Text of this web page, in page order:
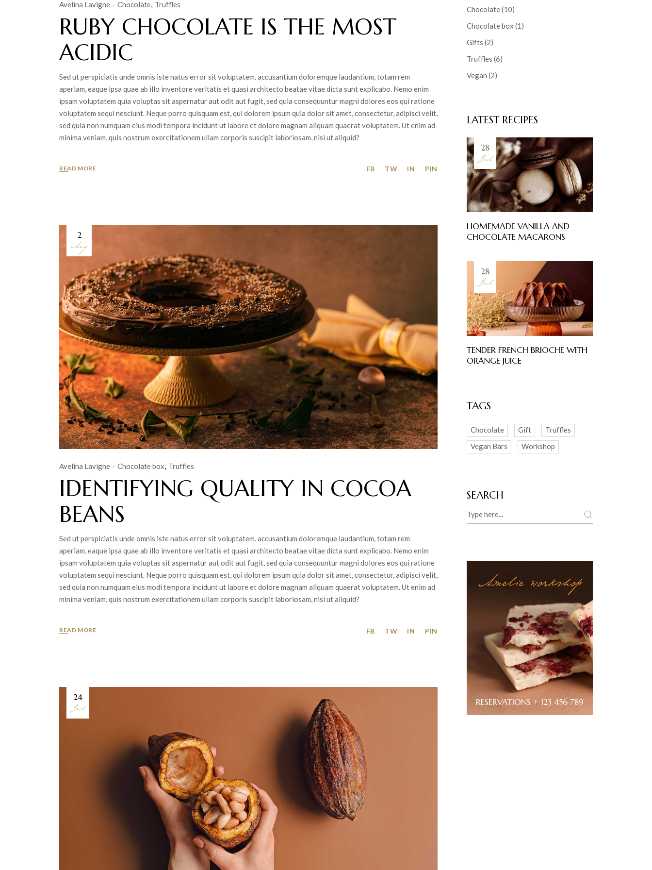
Avelina Lavigne Chocolate Truffles
RUBY CHOCOLATE IS THE MOST
ACIDIC
Sed ut perspiciatis unde omnis iste natus error sit voluptatem. accusantium doloremque laudantium, totam rem
aperiam, eaque ipsa quae ab illo inventore veritatis et quasi architecto beatae vitae dicta sunt explicabo. Nemo enim
ipsam voluptatem quia voluptas sit aspernatur aut odit aut fugit, sed quia consequuntur magni dolores eos qui ratione
voluptatem sequi nesciunt. Neque porro quisquam est, qui dolorem ipsum quia dolor sit amet, consectetur, adipisci velit,
sed quia non numquam eius modi tempora incidunt ut labore et dolore magnam aliquam quaerat voluptatem. Ut enim ad
minima veniam, quis nostrum exercitationem ullam corporis suscipit laboriosam, nisi ut aliquid?
READ MORE FB TW IN PIN
2
Aug
Avelina Lavigne Chocolate box Truffles
IDENTIFYING QUALITY IN COCOA
BEANS
Sed ut perspiciatis unde omnis iste natus error sit voluptatem. accusantium doloremque laudantium, totam rem
aperiam, eaque ipsa quae ab illo inventore veritatis et quasi architecto beatae vitae dicta sunt explicabo. Nemo enim
ipsam voluptatem quia voluptas sit aspernatur aut odit aut fugit, sed quia consequuntur magni dolores eos qui ratione
voluptatem sequi nesciunt. Neque porro quisquam est, qui dolorem ipsum quia dolor sit amet, consectetur, adipisci velit,
sed quia non numquam eius modi tempora incidunt ut labore et dolore magnam aliquam quaerat voluptatem. Ut enim ad
minima veniam, quis nostrum exercitationem ullam corporis suscipit laboriosam, nisi ut aliquid?
READ MORE FB TW IN PIN
24
Jul
Chocolate(10)
Chocolate box (1)
Gifts (2)
Truffles (6)
Vegan (2)
LATEST RECIPES
28
Jul
HOMEMADE VANILLA AND
CHOCOLATE MACARONS
28
Jul
TENDER FRENCH BRIOCHE WITH
ORANGE JUICE
TAGS
Chocolate Gift
Truffles
Vegan Bars
Workshop
SEARCH
Amelie workshop
RESERVATIONS + 123 456 789